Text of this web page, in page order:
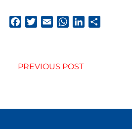
FacebookTwitterEmail WhatsApp
LinkedIn
PREVIOUS POST